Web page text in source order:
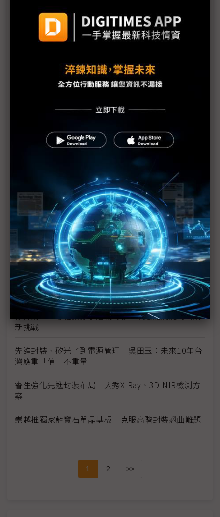
華邦電DRAM連2季漲價近9成 4Q25拚全年高峰
Jim Keller籲AI晶片開發大眾化 以RISC-V打破技術
東台、東捷聯手闖半導體 鎖定晶圓加工、先進封裝
AI晶片需求獨大成趨勢 「非AI」降溫業者如何彎道
超車？
記憶體三大廠同台較勁秀技術 搶攻客製化HBM戰局
台積、日月光成軍3D IC聯盟 34家成員化解先進封
裝瓶頸
法國切入台灣晶片生態系 專注先進封裝、與鴻海新
合作關係
徐秀蘭：半導體掐脖子危機轉移 供應鏈關鍵材料成
新挑戰
先進封裝、矽光子到電源管理 吳田玉：未來10年台
灣應重「值」不重量
睿生強化先進封裝布局 大秀X-Ray、3D-NIR檢測方
案
崇越推獨家藍寶石單晶基板 克服高階封裝翹曲難題
1 2 >>